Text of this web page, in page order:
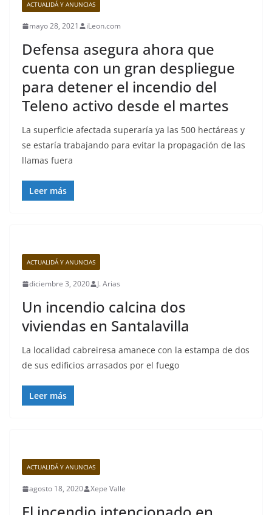
ACTUALIDÁ Y ANUNCIAS
mayo 28, 2021 iLeon.com
Defensa asegura ahora que
cuenta con un gran despliegue
para detener el incendio del
Teleno activo desde el martes
La superficie afectada superaría ya las 500 hectáreas y
se estaría trabajando para evitar la propagación de las
llamas fuera
Leer más
ACTUALIDÁ Y ANUNCIAS
diciembre 3, 2020 J. Arias
Un incendio calcina dos
viviendas en Santalavilla
La localidad cabreiresa amanece con la estampa de dos
de sus edificios arrasados por el fuego
Leer más
ACTUALIDÁ Y ANUNCIAS
agosto 18, 2020 Xepe Valle